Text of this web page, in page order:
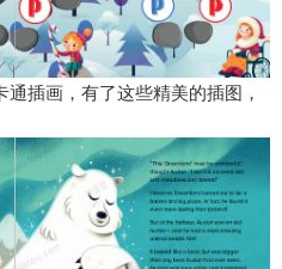
插画，有了这些精美的插图，